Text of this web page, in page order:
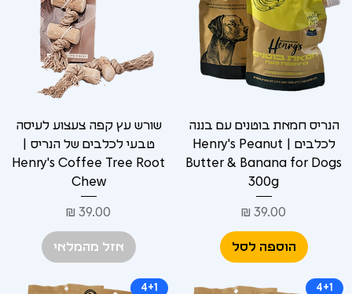
הנריס חמאת בוטנים עם בננה
לכלבים | Henry's Peanut
Butter & Banana for Dogs
300g
מחיר
הוספה לסל
שורש עץ קפה צעצוע לעיסה
טבעי לכלבים של הנריס |
Henry's Coffee Tree Root
Chew
מחיר
אזל מהמלאי
4+1
4+1